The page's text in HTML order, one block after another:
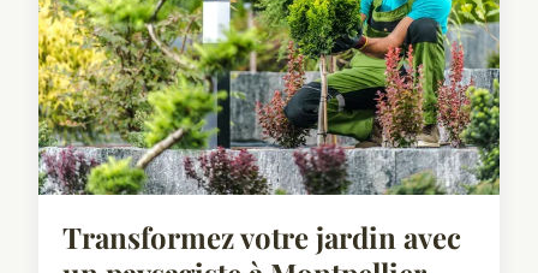
Transformez votre jardin avec